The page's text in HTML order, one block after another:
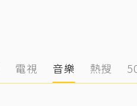
電視 音樂 熱搜